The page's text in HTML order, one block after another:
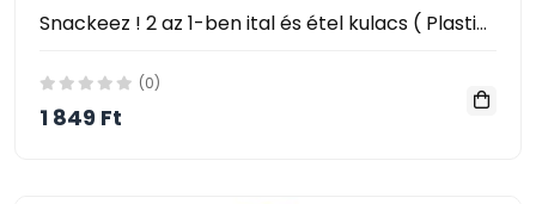
Snackeez ! 2 az 1-ben ital és étel kulacs ( Plastic 2 in 1 Snack & Drink Cup One Cup )
(0)
1 849 Ft